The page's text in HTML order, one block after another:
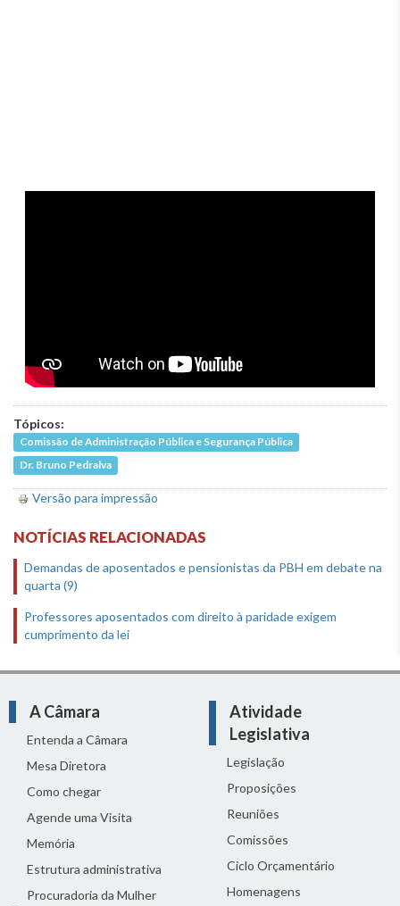
Tópicos:
Comissão de Administração Pública e Segurança Pública
Dr. Bruno Pedralva
Versão para impressão
NOTÍCIAS RELACIONADAS
Demandas de aposentados e pensionistas da PBH em debate na
quarta (9)
Professores aposentados com direito à paridade exigem
cumprimento da lei
A Câmara
Entenda a Câmara
Mesa Diretora
Como chegar
Agende uma Visita
Memória
Estrutura administrativa
Procuradoria da Mulher
Atividade
Legislativa
Legislação
Proposições
Reuniões
Comissões
Ciclo Orçamentário
Homenagens